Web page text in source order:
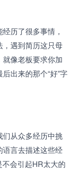
历了很多事情，
遇到简历这只母
像老板要求你加
出来的那个“好”字
从众多经历中挑
言去描述这些经
会引起HR太大的